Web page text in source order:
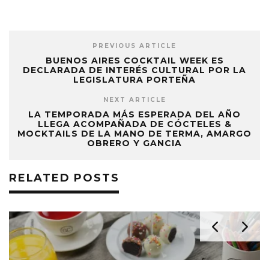
PREVIOUS ARTICLE
BUENOS AIRES COCKTAIL WEEK ES
DECLARADA DE INTERÉS CULTURAL POR LA
LEGISLATURA PORTEÑA
NEXT ARTICLE
LA TEMPORADA MÁS ESPERADA DEL AÑO
LLEGA ACOMPAÑADA DE CÓCTELES &
MOCKTAILS DE LA MANO DE TERMA, AMARGO
OBRERO Y GANCIA
RELATED POSTS